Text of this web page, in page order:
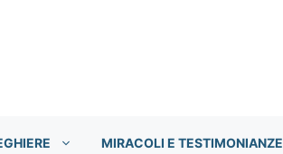
MIRACOLI E TESTIMONIANZE